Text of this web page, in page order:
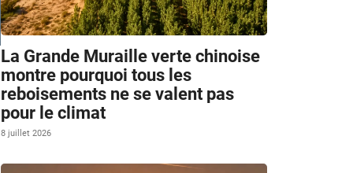
La Grande Muraille verte chinoise
montre pourquoi tous les
reboisements ne se valent pas
pour le climat
8 juillet 2026